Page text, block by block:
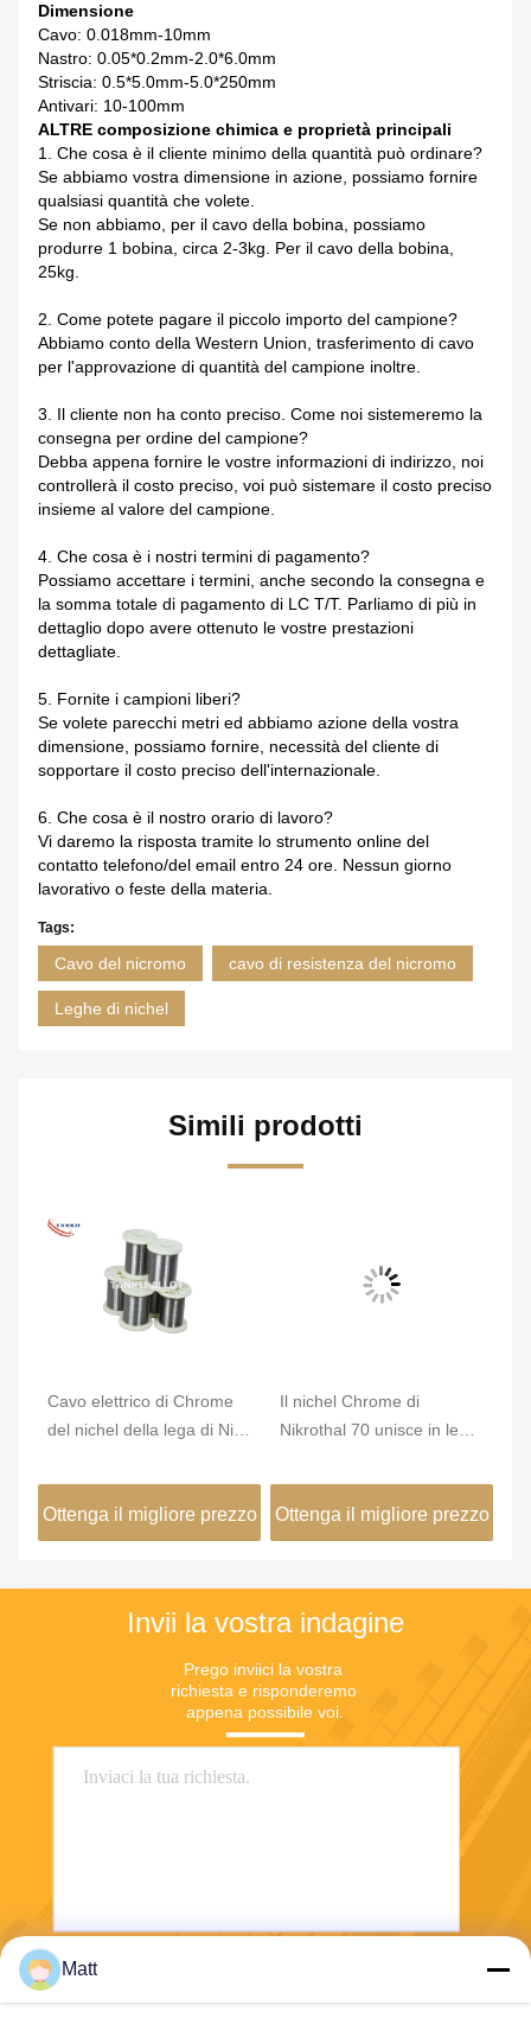
Dimensione
Cavo: 0.018mm-10mm
Nastro: 0.05*0.2mm-2.0*6.0mm
Striscia: 0.5*5.0mm-5.0*250mm
Antivari: 10-100mm
ALTRE composizione chimica e proprietà principali
1. Che cosa è il cliente minimo della quantità può ordinare?
Se abbiamo vostra dimensione in azione, possiamo fornire
qualsiasi quantità che volete.
Se non abbiamo, per il cavo della bobina, possiamo
produrre 1 bobina, circa 2-3kg. Per il cavo della bobina,
25kg.
2. Come potete pagare il piccolo importo del campione?
Abbiamo conto della Western Union, trasferimento di cavo
per l'approvazione di quantità del campione inoltre.
3. Il cliente non ha conto preciso. Come noi sistemeremo la
consegna per ordine del campione?
Debba appena fornire le vostre informazioni di indirizzo, noi
controllerà il costo preciso, voi può sistemare il costo preciso
insieme al valore del campione.
4. Che cosa è i nostri termini di pagamento?
Possiamo accettare i termini, anche secondo la consegna e
la somma totale di pagamento di LC T/T. Parliamo di più in
dettaglio dopo avere ottenuto le vostre prestazioni
dettagliate.
5. Fornite i campioni liberi?
Se volete parecchi metri ed abbiamo azione della vostra
dimensione, possiamo fornire, necessità del cliente di
sopportare il costo preciso dell'internazionale.
6. Che cosa è il nostro orario di lavoro?
Vi daremo la risposta tramite lo strumento online del
contatto telefono/del email entro 24 ore. Nessun giorno
lavorativo o feste della materia.
Tags:
Cavo del nicromo cavo di resistenza del nicromo
Leghe di nichel
Simili prodotti
Cavo elettrico di Chrome
del nichel della lega di Nicr
Ottenga il migliore prezzo
Il nichel Chrome di
Nikrothal 70 unisce in lega
temprato
Ottenga il migliore prezzo
Invii la vostra indagine
Prego inviici la vostra
richiesta e risponderemo
appena possibile voi.
Matt